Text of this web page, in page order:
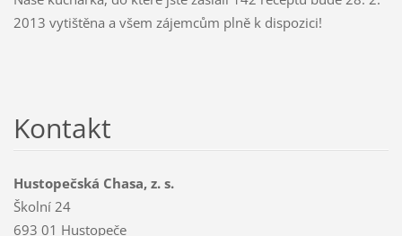
2013 vytištěna a všem zájemcům plně k dispozici!
Kontakt
Hustopečská Chasa, z. s.
Školní 24
693 01 Hustopeče